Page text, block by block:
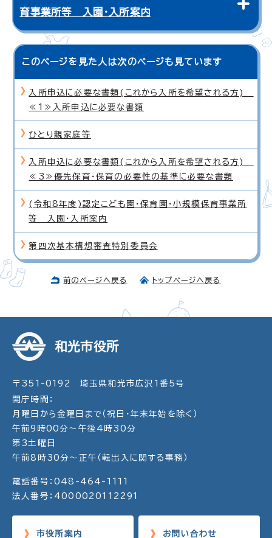
育事業所等 入園・入所案内
このページを見た人は次のページも見ています
入所申込に必要な書類(これから入所を希望される方)
≪1≫入所申込に必要な書類
ひとり親家庭等
入所申込に必要な書類(これから入所を希望される方)
≪3≫優先保育・保育の必要性の基準に必要な書類
(令和8年度)認定こども園・保育園・小規模保育事業所
等 入園・入所案内
第四次基本構想審査特別委員会
前のページへ戻る トップページへ戻る
和光市役所
〒351-0192 埼玉県和光市広沢1番5号
開庁時間：
月曜日から金曜日まで（祝日・年末年始を除く）
午前9時00分～午後4時30分
第3土曜日
午前8時30分～正午（転出入に関する事務）
電話番号：048-464-1111
法人番号：4000020112291
市役所案内 お問い合わせ